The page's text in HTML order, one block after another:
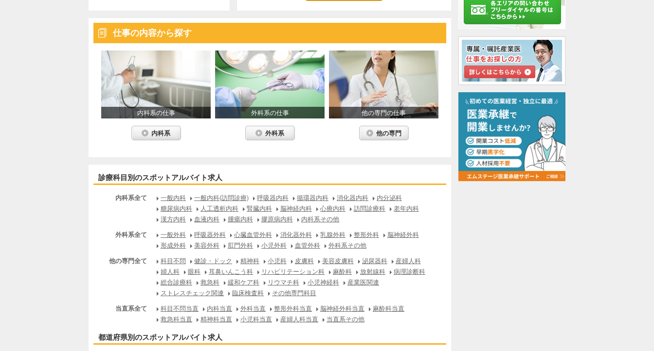
仕事の内容から探す
内科系の仕事
内科系
外科系の仕事
外科系
他の専門の仕事
他の専門
診療科目別のスポットアルバイト求人
内科系全て 一般内科 一般内科(訪問診療) 呼吸器内科 循環器内科 消化器内科
内分泌科
糖尿病内科
人工透析内科 腎臓内科 脳神経内科 心療内科 訪問診療科
老年内科
漢方内科
血液内科 腫瘍内科 膠原病内科
内科系その他
外科系全て
一般外科 呼吸器外科 心臓血管外科 消化器外科 乳腺外科 整形外科
脳神経外科
形成外科
美容外科 肛門外科 小児外科 血管外科
外科系その他
他の専門全て
科目不問 健診・ドック 精神科 小児科 皮膚科 美容皮膚科 泌尿器科
産婦人科
婦人科
眼科 耳鼻いんこう科 リハビリテーション科 麻酔科 放射線科
病理診断科
総合診療科
救急科 緩和ケア科 リウマチ科 小児神経科
産業医関連
ストレスチェック関連
臨床検査科
その他専門科目
当直系全て
科目不問当直 内科当直 外科当直 整形外科当直 脳神経外科当直
麻酔科当直
救急科当直
精神科当直 小児科当直 産婦人科当直
当直系その他
都道府県別のスポットアルバイト求人